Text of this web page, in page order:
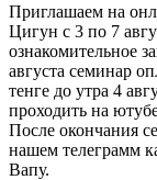
Приглашаем на
Цигун с 3 по 7
ознакомительное
августа семинар
тенге до утра 4
проходить на
После окончания
нашем телеграмм
Вапу.